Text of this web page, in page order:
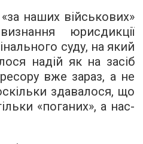
наших військових»
юрисдикції
суду, на який
надій як на засіб
вже зараз, а не
здавалося, що
«поганих», а нас-